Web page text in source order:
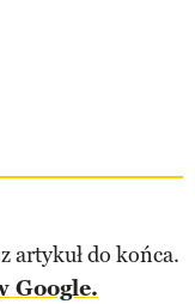
artykuł do końca.
Google.